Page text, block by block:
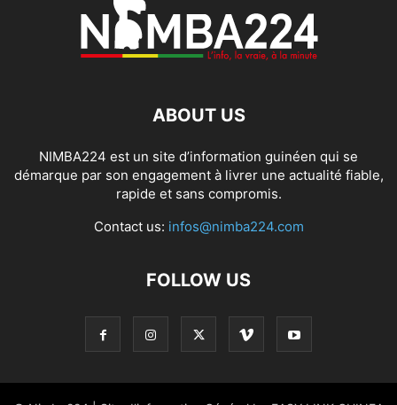
ABOUT US
NIMBA224 est un site d’information guinéen qui se
démarque par son engagement à livrer une actualité fiable,
rapide et sans compromis.
Contact us: infos@nimba224.com
FOLLOW US